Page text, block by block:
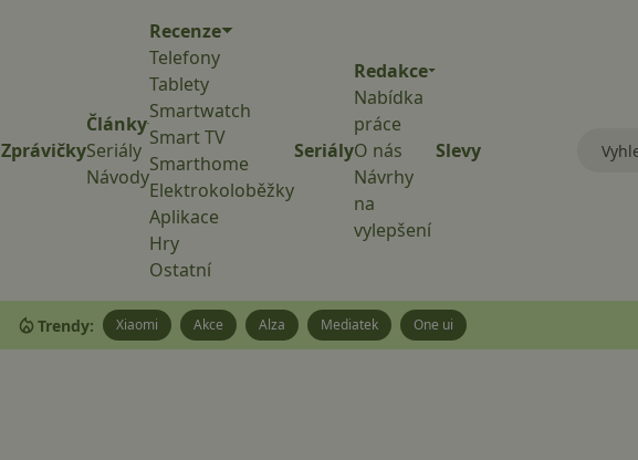
Zprávičky
Články
Seriály
Návody
Recenze
Telefony
Tablety
Smartwatch
Smart TV
Smarthome
Elektrokoloběžky
Aplikace
Hry
Ostatní
Seriály
Redakce
Nabídka
práce
O nás
Návrhy
na
vylepšení
Slevy
Trendy: Xiaomi Akce Alza Mediatek One ui